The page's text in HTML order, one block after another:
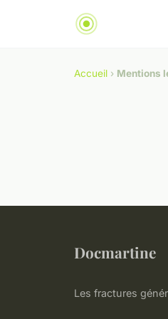
Accueil › Mentions
Docmartine
Les fractures